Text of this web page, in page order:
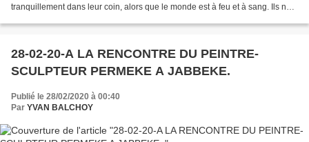
tranquillement dans leur coin, alors que le monde est à feu et à sang. Ils ne
28-02-20-A LA RENCONTRE DU PEINTRE-
SCULPTEUR PERMEKE A JABBEKE.
Publié le 28/02/2020 à 00:40
Par YVAN BALCHOY